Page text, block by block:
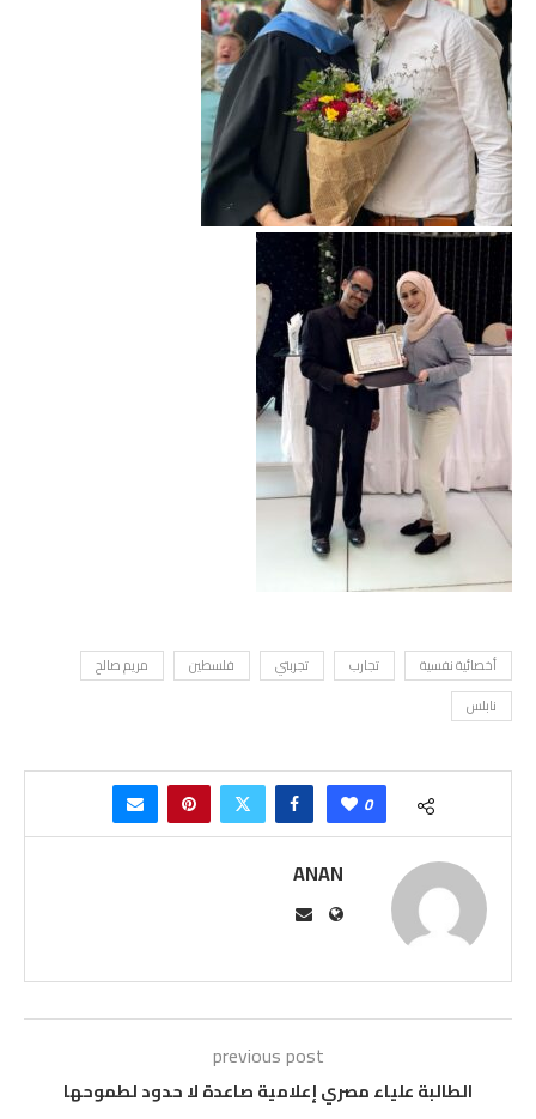
أخصائية نفسية تجارب تجربتي فلسطين
مريم صالح
نابلس
0
ANAN
previous post
الطالبة علياء مصري إعلامية صاعدة لا حدود لطموحها